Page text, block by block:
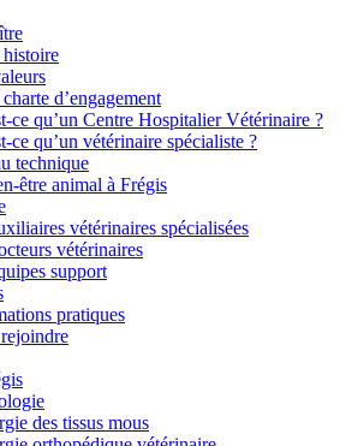
d’engagement
ce qu’un Centre Hospitalier Vétérinaire ?
ce qu’un vétérinaire spécialiste ?
technique
être animal à Frégis
vétérinaires spécialisées
vétérinaires
support
pratiques
des tissus mous